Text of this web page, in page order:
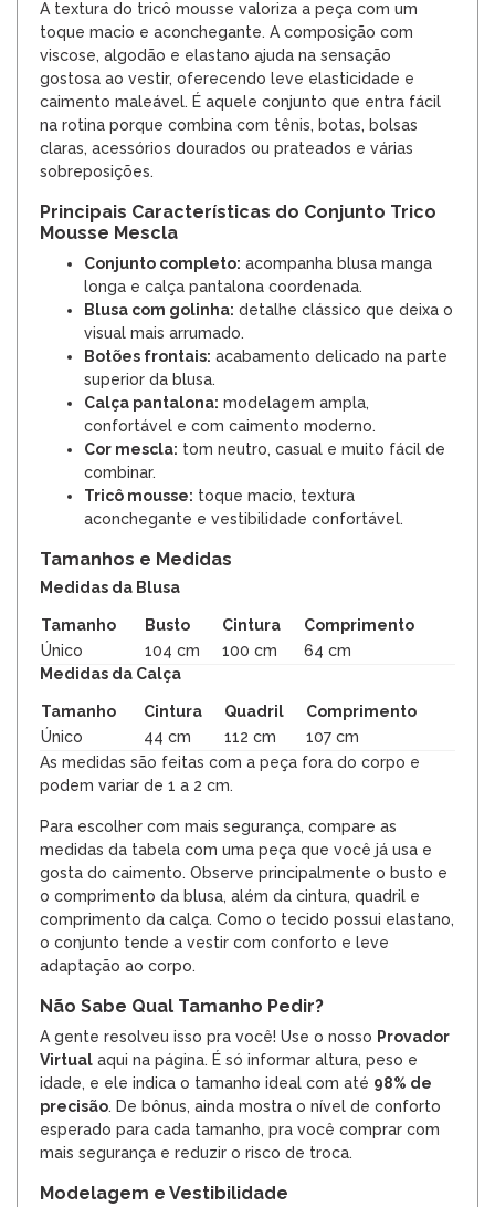
A textura do tricô mousse valoriza a peça com um
toque macio e aconchegante. A composição com
viscose, algodão e elastano ajuda na sensação
gostosa ao vestir, oferecendo leve elasticidade e
caimento maleável. É aquele conjunto que entra fácil
na rotina porque combina com tênis, botas, bolsas
claras, acessórios dourados ou prateados e várias
sobreposições.
Principais Características do Conjunto Trico
Mousse Mescla
Conjunto completo: acompanha blusa manga
longa e calça pantalona coordenada.
Blusa com golinha: detalhe clássico que deixa o
visual mais arrumado.
Botões frontais: acabamento delicado na parte
superior da blusa.
Calça pantalona: modelagem ampla,
confortável e com caimento moderno.
Cor mescla: tom neutro, casual e muito fácil de
combinar.
Tricô mousse: toque macio, textura
aconchegante e vestibilidade confortável.
Tamanhos e Medidas
Medidas da Blusa
Tamanho Busto Cintura
Comprimento
Único
104 cm 100 cm
64 cm
Medidas da Calça
Tamanho Cintura Quadril
Comprimento
Único
44 cm 112 cm
107 cm
As medidas são feitas com a peça fora do corpo e
podem variar de 1 a 2 cm.
Para escolher com mais segurança, compare as
medidas da tabela com uma peça que você já usa e
gosta do caimento. Observe principalmente o busto e
o comprimento da blusa, além da cintura, quadril e
comprimento da calça. Como o tecido possui elastano,
o conjunto tende a vestir com conforto e leve
adaptação ao corpo.
Não Sabe Qual Tamanho Pedir?
A gente resolveu isso pra você! Use o nosso Provador
Virtual aqui na página. É só informar altura, peso e
idade, e ele indica o tamanho ideal com até 98% de
precisão. De bônus, ainda mostra o nível de conforto
esperado para cada tamanho, pra você comprar com
mais segurança e reduzir o risco de troca.
Modelagem e Vestibilidade